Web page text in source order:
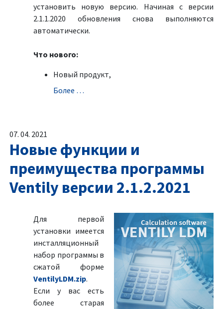
установить новую версию. Начиная с версии
2.1.1.2020 обновления снова выполняются
автоматически.
Что нового:
Новый продукт,
Болeе …
07. 04. 2021
Новые функции и
преимущества программы
Ventily версии 2.1.2.2021
Для первой
установки имеется
инсталляционный
набор программы в
сжатой форме
VentilyLDM.zip.
Если у вас есть
более старая